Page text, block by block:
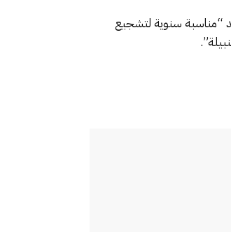
الوطنية الكبرى للصحافة، أكد بنسعيد أن هذه الجائزة التي قرر جلالة الملك محمد السادس إحداثها في 15 نونبر 2002 تعد “مناسبة سنوية لتشجيع